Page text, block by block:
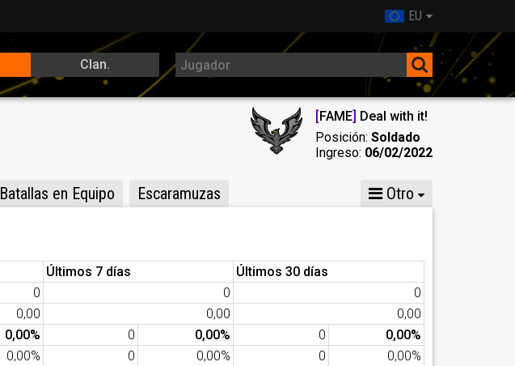
EU
Clan.
[FAME] Deal with it!
Posición: Soldado
Ingreso: 06/02/2022
Batallas en Equipo Escaramuzas Otro
Últimos 7 días
Últimos 30 días
0 0
0
0,00 0,00
0,00
0,00% 0 0,00% 0
0,00%
0,00% 0 0,00% 0
0,00%